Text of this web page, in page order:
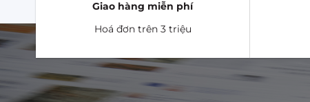
Giao hàng miễn phí
Hoá đơn trên 3 triệu